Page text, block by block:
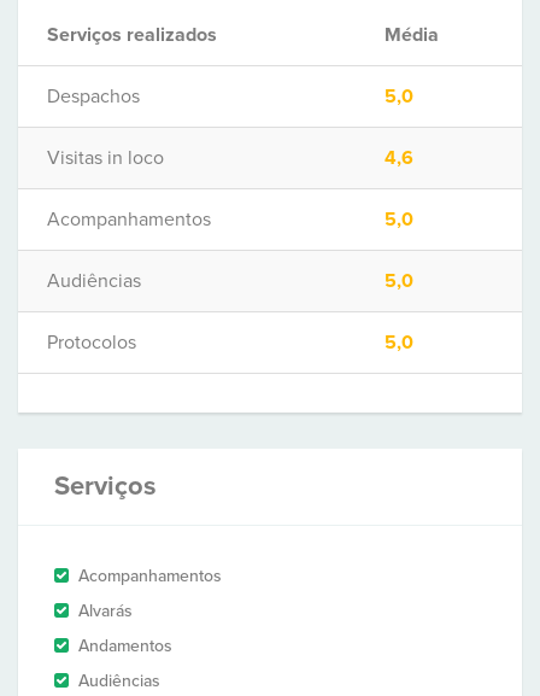
Serviços realizados Média
Despachos 5,0
Visitas in loco 4,6
Acompanhamentos 5,0
Audiências 5,0
Protocolos 5,0
Serviços
Acompanhamentos
Alvarás
Andamentos
Audiências